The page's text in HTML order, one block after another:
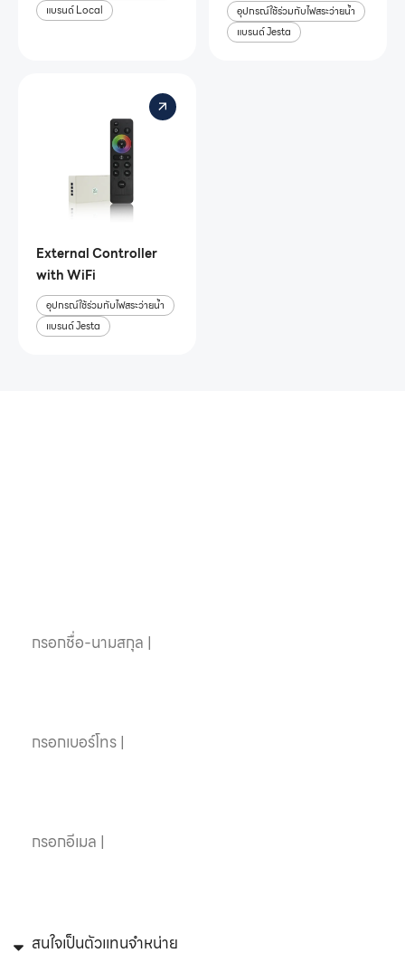
แบรนด์ Local
อุปกรณ์ใช้ร่วมกับไฟสระว่ายน้ำ
แบรนด์ Jesta
External Controller
with WiFi
อุปกรณ์ใช้ร่วมกับไฟสระว่ายน้ำ
แบรนด์ Jesta